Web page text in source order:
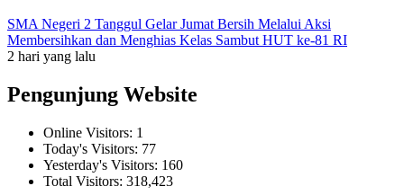
SMA Negeri 2 Tanggul Gelar Jumat Bersih Melalui Aksi
Membersihkan dan Menghias Kelas Sambut HUT ke-81 RI
2 hari yang lalu
Pengunjung Website
Online Visitors: 1
Today's Visitors: 77
Yesterday's Visitors: 160
Total Visitors: 318,423